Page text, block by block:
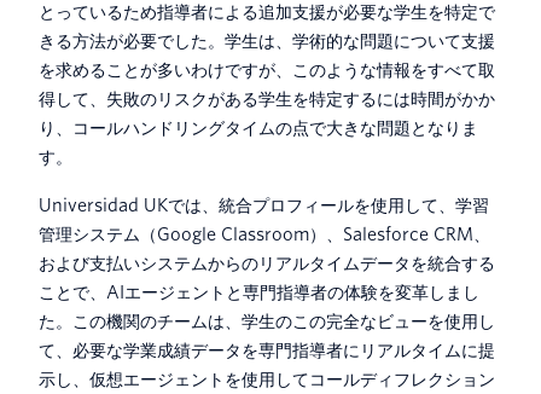
とっているため指導者による追加支援が必要な学生を特定で
きる方法が必要でした。学生は、学術的な問題について支援
を求めることが多いわけですが、このような情報をすべて取
得して、失敗のリスクがある学生を特定するには時間がかか
り、コールハンドリングタイムの点で大きな問題となりま
す。
Universidad UKでは、統合プロフィールを使用して、学習
管理システム（Google Classroom）、Salesforce CRM、
および支払いシステムからのリアルタイムデータを統合する
ことで、AIエージェントと専門指導者の体験を変革しまし
た。この機関のチームは、学生のこの完全なビューを使用し
て、必要な学業成績データを専門指導者にリアルタイムに提
示し、仮想エージェントを使用してコールディフレクション